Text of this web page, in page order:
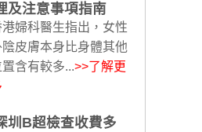
及注意事項指南
港婦科醫生指出，女性
陰皮膚本身比身體其他
含有較多...>>了解更
圳B超檢查收費多